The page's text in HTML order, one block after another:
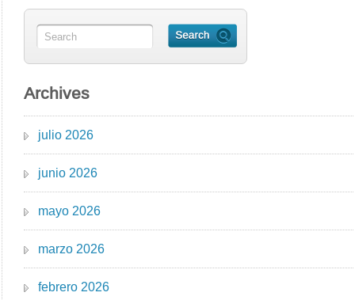
Archives
julio 2026
junio 2026
mayo 2026
marzo 2026
febrero 2026